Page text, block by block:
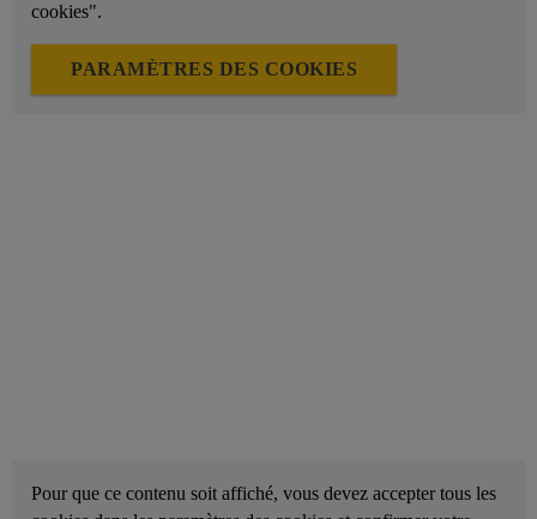
cookies".
PARAMÈTRES DES COOKIES
Pour que ce contenu soit affiché, vous devez accepter tous les